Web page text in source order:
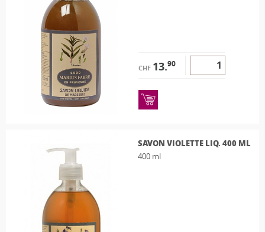
CHF 13.90
SAVON VIOLETTE LIQ. 400 ML
400 ml